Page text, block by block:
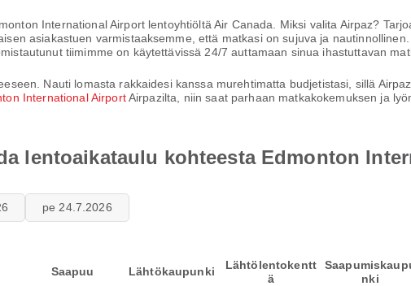
International Airport lentoyhtiöltä Air Canada. Miksi valita Airpaz?
asiakastuen varmistaaksemme, että matkasi on sujuva ja
tiimimme on käytettävissä 24/7 auttamaan sinua ihastuttavan
Nauti lomasta rakkaidesi kanssa murehtimatta budjetistasi, sillä
International AirportAirpazilta, niin saat parhaan matkakokemuksen ja
lentoaikataulu kohteesta Edmonton
pe 24.7.2026
Saapuu Lähtökaupunki
Lähtölentokentt
ä
nki